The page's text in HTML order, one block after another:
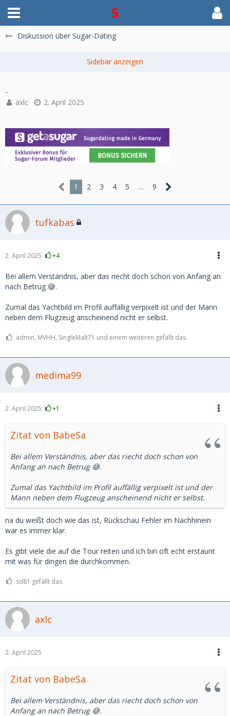
Diskussion über Sugar-Dating
.
axlc 2. April 2025
1 2 3 4 5 … 9
tufkabas
2. April 2025 +4
Bei allem Verständnis, aber das riecht doch schon von Anfang an
nach Betrug 😅.
Zumal das Yachtbild im Profil auffällig verpixelt ist und der Mann
neben dem Flugzeug anscheinend nicht er selbst.
admin, MVHH, SingleMalt71 und einem weiteren gefällt das.
medima99
2. April 2025 +1
Zitat von BabeSa
Bei allem Verständnis, aber das riecht doch schon von
Anfang an nach Betrug 😅.
Zumal das Yachtbild im Profil auffällig verpixelt ist und der
Mann neben dem Flugzeug anscheinend nicht er selbst.
na du weißt doch wie das ist, Rückschau Fehler im Nachhinein
war es immer klar.
Es gibt viele die auf die Tour reiten und ich bin oft echt erstaunt
mit was für dingen die durchkommen.
sd81 gefällt das.
axlc
2. April 2025
Zitat von BabeSa
Bei allem Verständnis, aber das riecht doch schon von
Anfang an nach Betrug 😅.